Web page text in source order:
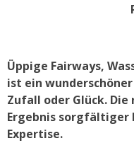
Üppige Fairways,
ist ein
Zufall oder Glück.
Ergebnis sorgfältiger
Expertise.